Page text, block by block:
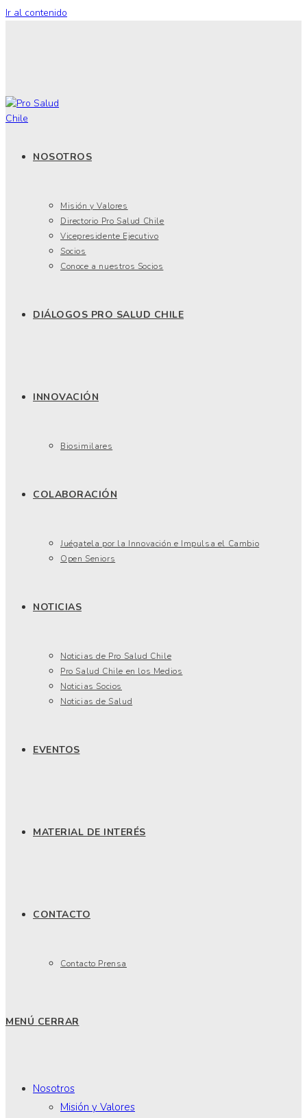
Ir al contenido
NOSOTROS
Misión y Valores
Directorio Pro Salud Chile
Vicepresidente Ejecutivo
Socios
Conoce a nuestros Socios
DIÁLOGOS PRO SALUD CHILE
INNOVACIÓN
Biosimilares
COLABORACIÓN
Juégatela por la Innovación e Impulsa el Cambio
Open Seniors
NOTICIAS
Noticias de Pro Salud Chile
Pro Salud Chile en los Medios
Noticias Socios
Noticias de Salud
EVENTOS
MATERIAL DE INTERÉS
CONTACTO
Contacto Prensa
MENÚ CERRAR
Nosotros
Misión y Valores